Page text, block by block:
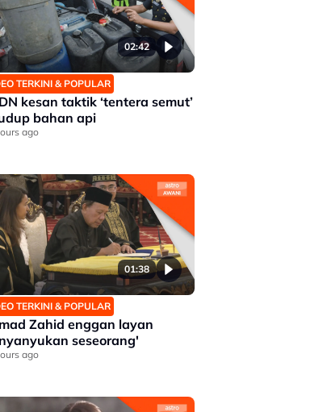
02:42
TERKINI & POPULAR
kesan taktik ‘tentera semut’
bahan api
ago
01:38
TERKINI & POPULAR
Zahid enggan layan
seseorang'
ago